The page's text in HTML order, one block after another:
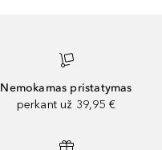
Nemokamas pristatymas
perkant už 39,95 €